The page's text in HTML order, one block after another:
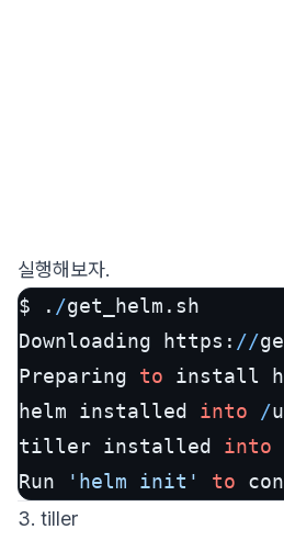
실행해보자.
$ . /get_helm.sh
Downloading https: //
Preparing to install
helm installed into /
tiller installed into
Run
'helm init' to
3. tiller